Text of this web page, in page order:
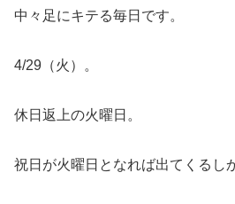
中々足にキテる毎日です。
4/29（火）。
休日返上の火曜日。
祝日が火曜日となれば出てくるし